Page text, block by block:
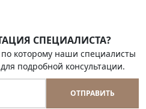
СПЕЦИАЛИСТА?
которому наши специалисты
подробной консультации.
ОТПРАВИТЬ